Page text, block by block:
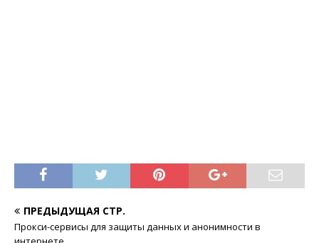
ПРЕДЫДУЩАЯ СТР.
Прокси-сервисы для защиты данных и анонимности в